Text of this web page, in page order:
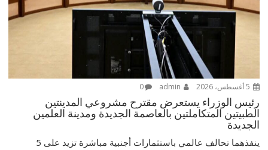
0
رئيس الوزراء يستعرض مقترح مشروعي المدينتين
الطبيتين المتكاملتين بالعاصمة الجديدة ومدينة العلمين
الجديدة
ينفذهما تحالف عالمي باستثمارات أجنبية مباشرة تزيد على 5